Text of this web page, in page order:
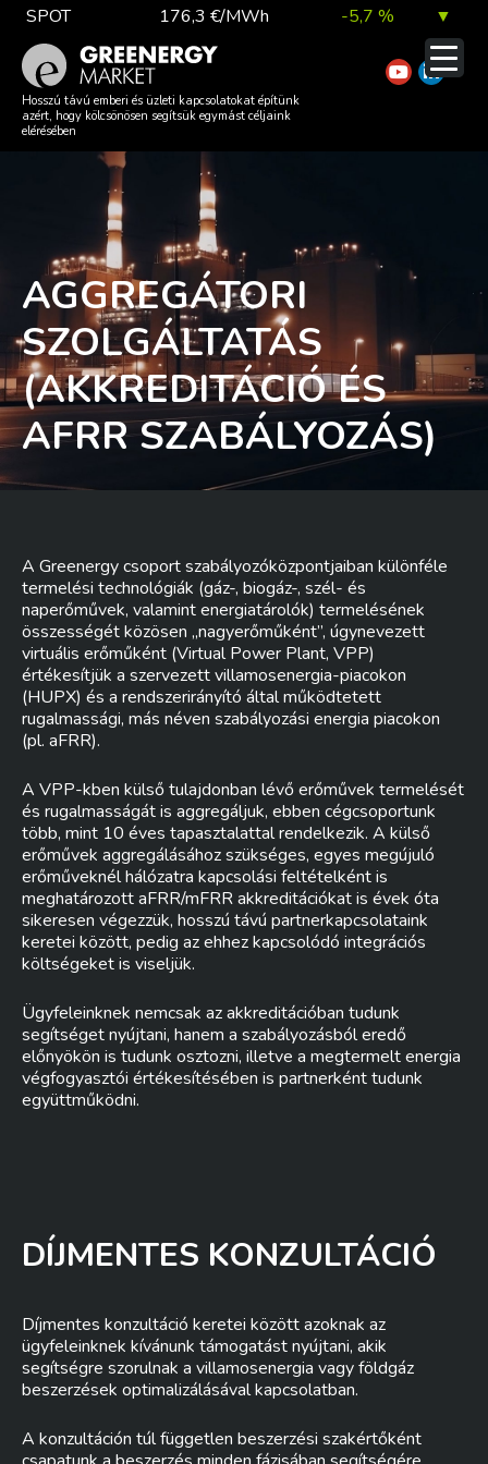
Skip
content
SPOT 176,3 €/MWh -5,7 % ▼
TTF DA 55,4 €/MWh -3,9 % ▼
81,4 €/t
DAX index 26 202,35
EUR árfolyam 363,84 Ft 0,1 % ▲
Hosszú távú emberi és üzleti kapcsolatokat építünk
azért, hogy kölcsönösen segítsük egymást céljaink
elérésében
AGGREGÁTORI
SZOLGÁLTATÁS
(AKKREDITÁCIÓ ÉS
AFRR SZABÁLYOZÁS)
A Greenergy csoport szabályozóközpontjaiban különféle
termelési technológiák (gáz-, biogáz-, szél- és
naperőművek, valamint energiatárolók) termelésének
összességét közösen „nagyerőműként”, úgynevezett
virtuális erőműként (Virtual Power Plant, VPP)
értékesítjük a szervezett villamosenergia-piacokon
(HUPX) és a rendszerirányító által működtetett
rugalmassági, más néven szabályozási energia piacokon
(pl. aFRR).
A VPP-kben külső tulajdonban lévő erőművek termelését
és rugalmasságát is aggregáljuk, ebben cégcsoportunk
több, mint 10 éves tapasztalattal rendelkezik. A külső
erőművek aggregálásához szükséges, egyes megújuló
erőműveknél hálózatra kapcsolási feltételként is
meghatározott aFRR/mFRR akkreditációkat is évek óta
sikeresen végezzük, hosszú távú partnerkapcsolataink
keretei között, pedig az ehhez kapcsolódó integrációs
költségeket is viseljük.
Ügyfeleinknek nemcsak az akkreditációban tudunk
segítséget nyújtani, hanem a szabályozásból eredő
előnyökön is tudunk osztozni, illetve a megtermelt energia
végfogyasztói értékesítésében is partnerként tudunk
együttműködni.
DÍJMENTES KONZULTÁCIÓ
Díjmentes konzultáció keretei között azoknak az
ügyfeleinknek kívánunk támogatást nyújtani, akik
segítségre szorulnak a villamosenergia vagy földgáz
beszerzések optimalizálásával kapcsolatban.
A konzultáción túl független beszerzési szakértőként